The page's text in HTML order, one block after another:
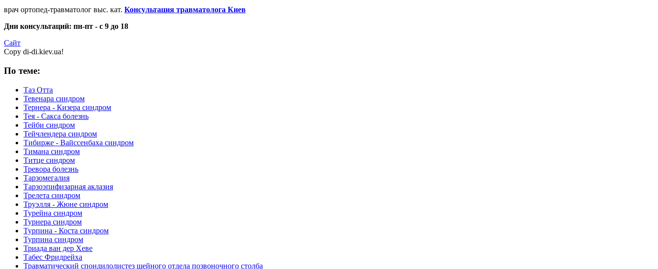
врач ортопед-травматолог выс. кат. Консультация травматолога Киев
Дни консультаций: пн-пт - с 9 до 18
Сайт
Copy di-di.kiev.ua!
По теме:
Таз Отта
Тевенара синдром
Тернера - Кизера синдром
Тея - Сакса болезнь
Тейби синдром
Тейчлендера синдром
Тибирже - Вайссенбаха синдром
Тимана синдром
Титце синдром
Тревора болезнь
Тарзомегалия
Тарзоэпифизарная аклазия
Трелета синдром
Труэлля - Жюне синдром
Турейна синдром
Турнера синдром
Турпина - Коста синдром
Турпина синдром
Триада ван дер Хеве
Табес Фридрейха
Травматический спондилолистез шейного отдела позвоночного столба